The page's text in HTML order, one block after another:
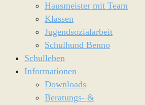
Hausmeister mit Team
Klassen
Jugendsozialarbeit
Schulhund Benno
Schulleben
Informationen
Downloads
Beratungs- &